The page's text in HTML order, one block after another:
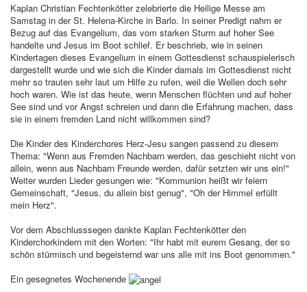
Kaplan Christian Fechtenkötter zelebrierte die Heilige Messe am
Samstag in der St. Helena-Kirche in Barlo. In seiner Predigt nahm er
Bezug auf das Evangelium, das vom starken Sturm auf hoher See
handelte und Jesus im Boot schlief. Er beschrieb, wie in seinen
Kindertagen dieses Evangelium in einem Gottesdienst schauspielerisch
dargestellt wurde und wie sich die Kinder damals im Gottesdienst nicht
mehr so trauten sehr laut um Hilfe zu rufen, weil die Wellen doch sehr
hoch waren. Wie ist das heute, wenn Menschen flüchten und auf hoher
See sind und vor Angst schreien und dann die Erfahrung machen, dass
sie in einem fremden Land nicht willkommen sind?
Die Kinder des Kinderchores Herz-Jesu sangen passend zu diesem
Thema: "Wenn aus Fremden Nachbarn werden, das geschieht nicht von
allein, wenn aus Nachbarn Freunde werden, dafür setzten wir uns ein!"
Weiter wurden Lieder gesungen wie: "Kommunion heißt wir feiern
Gemeinschaft, "Jesus, du allein bist genug", "Oh der Himmel erfüllt
mein Herz".
Vor dem Abschlusssegen dankte Kaplan Fechtenkötter den
Kinderchorkindern mit den Worten: "Ihr habt mit eurem Gesang, der so
schön stürmisch und begeisternd war uns alle mit ins Boot genommen."
Ein gesegnetes Wochenende